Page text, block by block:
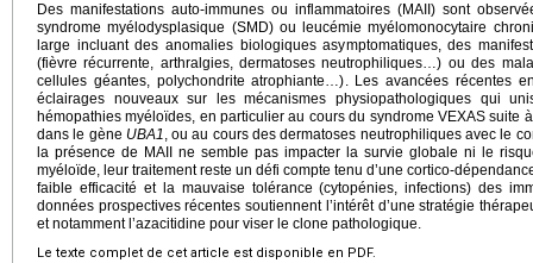
Des manifestations auto-immunes ou inflammatoires (MAII) sont
syndrome myélodysplasique (SMD) ou leucémie myélomonocytaire
large incluant des anomalies biologiques asymptomatiques, des
(fièvre récurrente, arthralgies, dermatoses neutrophiliques…) ou des
cellules géantes, polychondrite atrophiante…). Les avancées récentes
éclairages nouveaux sur les mécanismes physiopathologiques qui
hémopathies myéloïdes, en particulier au cours du syndrome VEXAS suite
dans le gène UBA1, ou au cours des dermatoses neutrophiliques avec le
la présence de MAII ne semble pas impacter la survie globale ni le
myéloïde, leur traitement reste un défi compte tenu d’une cortico-
faible efficacité et la mauvaise tolérance (cytopénies, infections) des
données prospectives récentes soutiennent l’intérêt d’une stratégie
et notamment l’azacitidine pour viser le clone pathologique.
Le texte complet de cet article est disponible en PDF.